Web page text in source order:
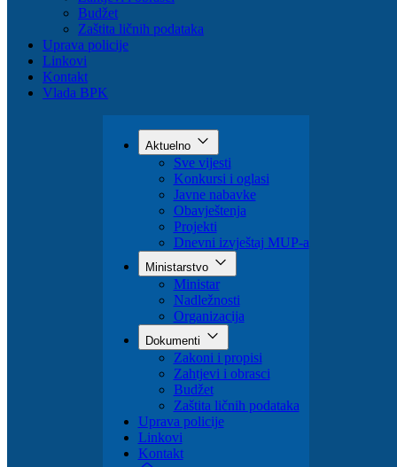
Dokumenti
Zakoni i propisi
Zahtjevi i obrasci
Budžet
Zaštita ličnih podataka
Uprava policije
Aktuelno
Sve vijesti
Konkursi i oglasi
Javne nabavke
Obavještenja
Projekti
Dnevni izvještaj MUP-a
Ministarstvo
Ministar
Nadležnosti
Organizacija
Dokumenti
Zakoni i propisi
Zahtjevi i obrasci
Budžet
Zaštita ličnih podataka